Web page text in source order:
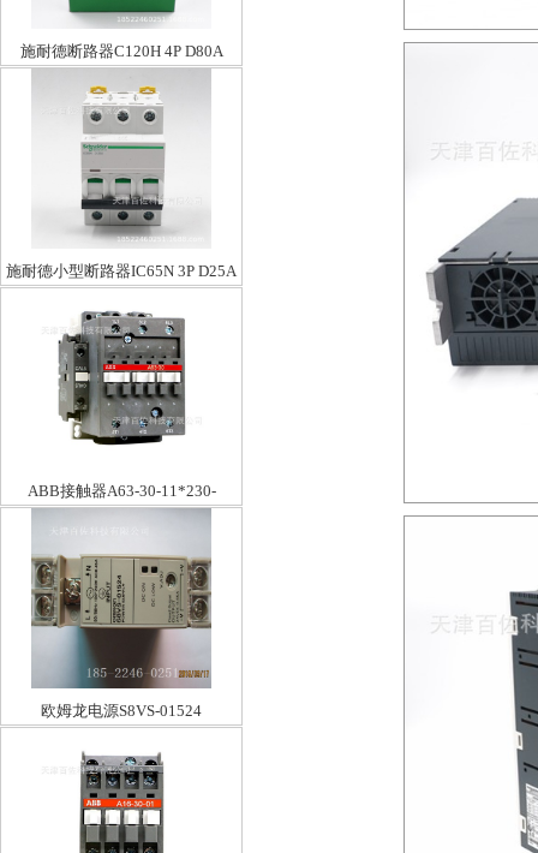
施耐德断路器C120H 4P D80A
施耐德小型断路器IC65N 3P D25A
ABB接触器A63-30-11*230-
欧姆龙电源S8VS-01524